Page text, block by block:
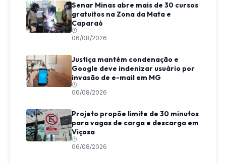
Senar Minas abre mais de 30 cursos
gratuitos na Zona da Mata e
Caparaó
06/08/2026
Justiça mantém condenação e
Google deve indenizar usuário por
invasão de e-mail em MG
06/08/2026
Projeto propõe limite de 30 minutos
para vagas de carga e descarga em
Viçosa
06/08/2026